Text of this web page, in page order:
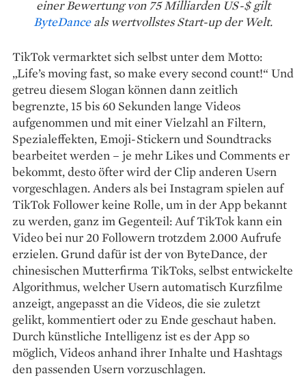
einer Bewertung von 75 Milliarden US-$ gilt
ByteDanceals wertvollstes Start-up der Welt.
TikTok vermarktet sich selbst unter dem Motto:
„Life’s ­moving fast, so make every second count!“ Und
getreu diesem Slogan können dann zeitlich
begrenzte, 15 bis 60 Sekunden lange Videos
aufgenommen und mit einer Vielzahl an Filtern,
Spezialeffekten, Emoji-­Stickern und Soundtracks
bearbeitet werden – je mehr Likes und Comments er
bekommt, desto öfter wird der Clip anderen Usern
vorgeschlagen. Anders als bei Instagram spielen auf
TikTok Follower ­keine Rolle, um in der App bekannt
zu ­werden, ganz im Gegenteil: Auf TikTok kann ein
Video bei nur 20 Followern trotzdem 2.000 Aufrufe
erzielen. Grund dafür ist der von Byte­Dance, der
chinesischen Mutterfirma TikToks, selbst entwickelte
Algorithmus, welcher Usern automatisch Kurzfilme
anzeigt, angepasst an die Videos, die sie zuletzt
gelikt, kommentiert oder zu Ende geschaut haben.
Durch künstliche Intelligenz ist es der App so
möglich, Videos anhand ihrer Inhalte und Hashtags
den passenden Usern vorzuschlagen.